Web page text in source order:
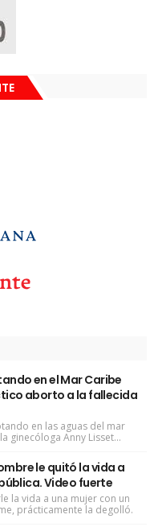
en el Mar Caribe
aborto a la fallecida
en las aguas del mar
ginecóloga Anny Lisset...
le quitó la vida a
Video fuerte
la vida a una mujer con un
prácticamente la degolló.